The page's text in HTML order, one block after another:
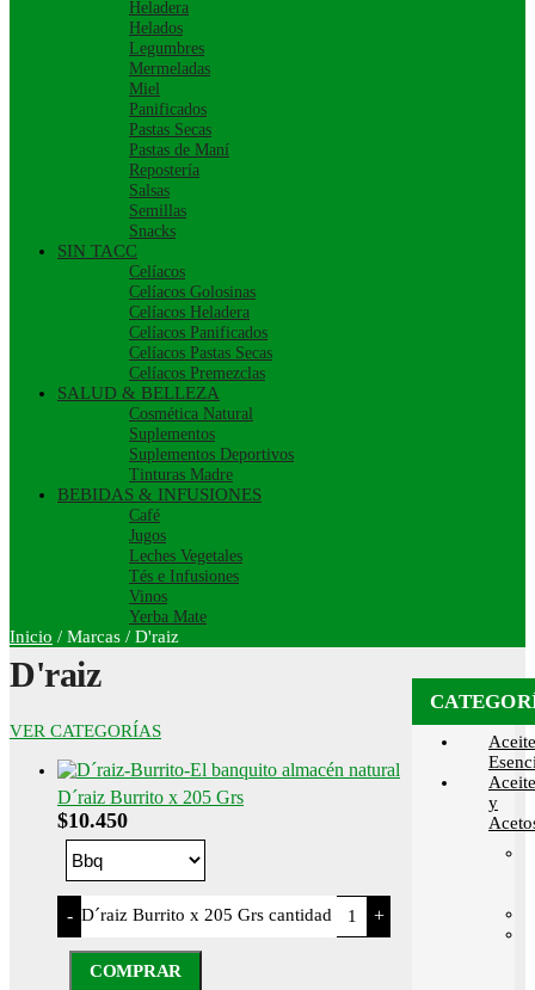
Heladera
Helados
Legumbres
Mermeladas
Miel
Panificados
Pastas Secas
Pastas de Maní
Repostería
Salsas
Semillas
Snacks
SIN TACC
Celíacos
Celíacos Golosinas
Celíacos Heladera
Celíacos Panificados
Celíacos Pastas Secas
Celíacos Premezclas
SALUD & BELLEZA
Cosmética Natural
Suplementos
Suplementos Deportivos
Tinturas Madre
BEBIDAS & INFUSIONES
Café
Jugos
Leches Vegetales
Tés e Infusiones
Vinos
Yerba Mate
Inicio / Marcas / D'raiz
D'raiz
VER CATEGORÍAS
D´raiz Burrito x 205 Grs
$10.450
- D´raiz Burrito x 205 Grs cantidad +
COMPRAR
y